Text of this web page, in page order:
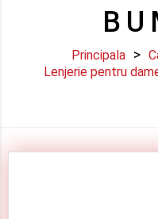
Principala
Lenjerie pentru